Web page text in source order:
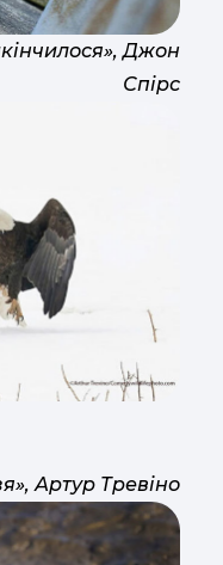
Джон
Спірс
Артур Тревіно